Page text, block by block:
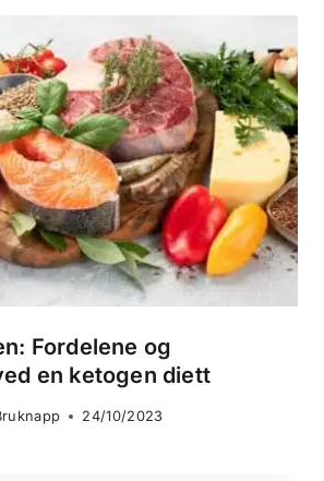
Fordelene og
en ketogen diett
24/10/2023